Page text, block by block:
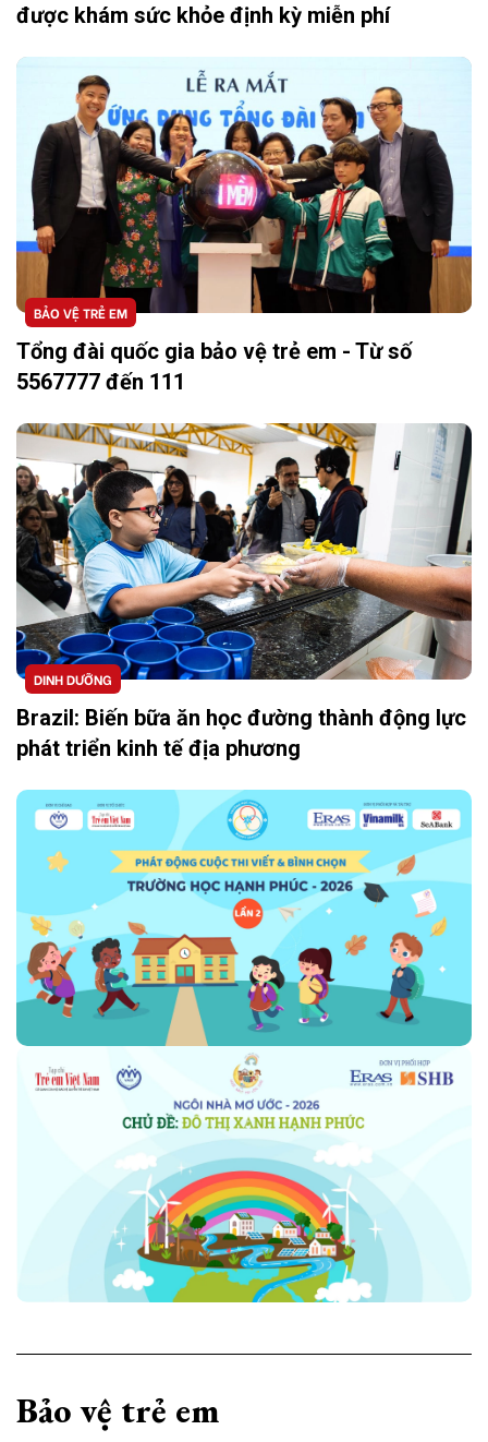
được khám sức khỏe định kỳ miễn phí
BẢO VỆ TRẺ EM
Tổng đài quốc gia bảo vệ trẻ em - Từ số
5567777 đến 111
DINH DƯỠNG
Brazil: Biến bữa ăn học đường thành động lực
phát triển kinh tế địa phương
Bảo vệ trẻ em